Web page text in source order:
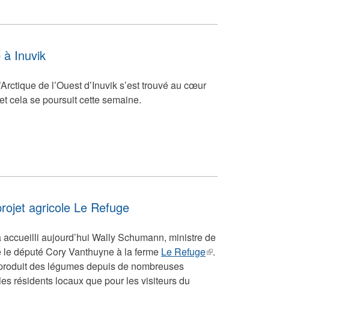
à Inuvik
de l’Ouest d’Inuvik s’est trouvé au cœur
cela se poursuit cette semaine.
agricole Le Refuge
aujourd’hui Wally Schumann, ministre de
le député Cory Vanthuyne à la ferme Le Refuge(link
.
des légumes depuis de nombreuses
résidents locaux que pour les visiteurs du